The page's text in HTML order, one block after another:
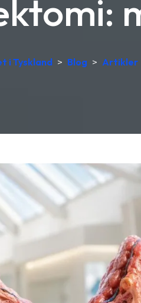
i Tyskland > Blog > Artikler